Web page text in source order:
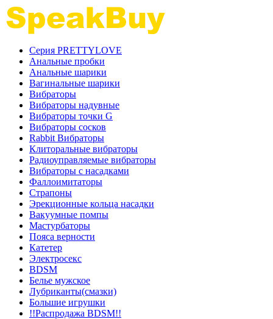
Серия PRETTYLOVE
Анальные пробки
Анальные шарики
Вагинальные шарики
Вибраторы
Вибраторы надувные
Вибраторы точки G
Вибраторы сосков
Rabbit Вибраторы
Клиторальные вибраторы
Радиоуправляемые вибраторы
Вибраторы с насадками
Фаллоимитаторы
Страпоны
Эрекционные кольца насадки
Вакуумные помпы
Мастурбаторы
Пояса верности
Катетер
Электросекс
BDSM
Белье мужское
Лубриканты(смазки)
Большие игрушки
!!Распродажа BDSM!!